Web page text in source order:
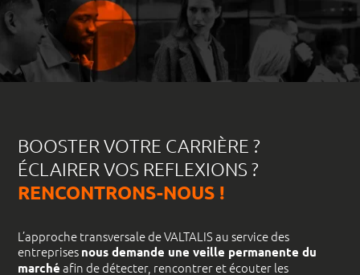
BOOSTER VOTRE CARRIÈRE ?
ÉCLAIRER VOS REFLEXIONS ?
RENCONTRONS-NOUS !
L’approche transversale de VALTALIS au service des
entreprises nous demande une veille permanente du
marché afin de détecter, rencontrer et écouter les